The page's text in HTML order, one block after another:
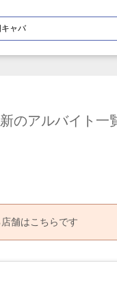
のアルバイト一
舗はこちらです